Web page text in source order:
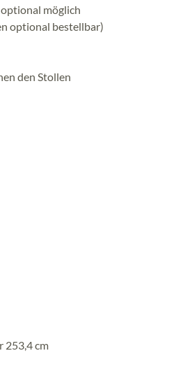
möglich
optional bestellbar)
den Stollen
253,4 cm